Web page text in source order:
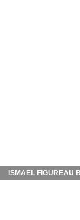
ISMAEL FIGUREAU